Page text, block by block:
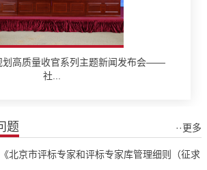
划高质量收官系列主题新闻发布会——
社...
题 ··更多
北京市评标专家和评标专家库管理细则（征求